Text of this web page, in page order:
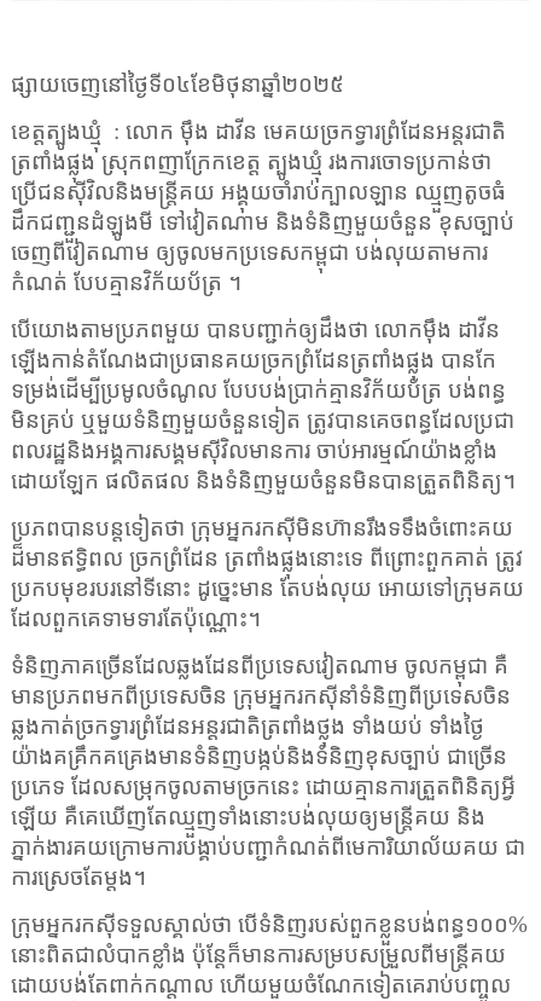
ផ្សាយចេញនៅថ្ងៃទី០៤ខែមិថុនាឆ្នាំ២០២៥
ខេត្តត្បូងឃ្មុំ : លោក ម៉ឹង ដាវីន មេគយច្រកទ្វារព្រំដែនអន្តរជាតិ
ត្រពាំងផ្លុងស្រុកពញាក្រែកខេត្ត ត្បូងឃ្មុំ រងការចោទប្រកាន់ថា
ប្រើជនស៊ីវិលនិងមន្ត្រីគយ អង្គុយចាំរាប់ក្បាលឡាន ឈ្មួញតូចធំ
ដឹកជញ្ជួនដំឡូងមី ទៅវៀតណាម និងទំនិញមួយចំនួន ខុសច្បាប់
ចេញពីវៀតណាម ឲ្យចូលមកប្រទេសកម្ពុជា បង់លុយតាមការ
កំណត់ បែបគ្មានវិក័យប័ត្រ ។
បើយោងតាមប្រភពមួយ បានបញ្ជាក់ឲ្យដឹងថា លោកម៉ឹង ដាវីន
ឡើងកាន់តំណែងជាប្រធានគយច្រកព្រំដែនត្រពាំងផ្លុង បានកែ
ទម្រង់ដើម្បីប្រមូលចំណូល បែបបង់ប្រាក់គ្មានវិក័យប័ត្រ បង់ពន្ធ
មិនគ្រប់ ឬមួយទំនិញមួយចំនួនទៀត ត្រូវបានគេចពន្ធដែលប្រជា
ពលរដ្ឋនិងអង្គការសង្គមស៊ីវិលមានការ ចាប់អារម្មណ៍យ៉ាងខ្លាំង
ដោយឡែក ផលិតផល និងទំនិញមួយចំនួនមិនបានត្រួតពិនិត្យ។
ប្រភពបានបន្តទៀតថា ក្រុមអ្នករកស៊ីមិនហ៊ានរឹងទទឹងចំពោះគយ
ដ៏មានឥទ្ធិពល ច្រកព្រំដែន ត្រពាំងផ្លុងនោះទេ ពីព្រោះពួកគាត់ ត្រូវ
ប្រកបមុខរបរនៅទីនោះ ដូច្នេះមាន តែបង់លុយ អោយទៅក្រុមគយ
ដែលពួកគេទាមទារតែប៉ុណ្ណោះ។
ទំនិញភាគច្រើនដែលឆ្លងដែនពីប្រទេសវៀតណាម ចូលកម្ពុជា គឺ
មានប្រភពមកពីប្រទេសចិន ក្រុមអ្នករកស៊ីនាំទំនិញពីប្រទេសចិន
ឆ្លងកាត់ច្រកទ្វារព្រំដែនអន្តរជាតិត្រពាំងថ្លុង ទាំងយប់ ទាំងថ្ងៃ
យ៉ាងគគ្រឹកគគ្រេងមានទំនិញបង្កប់និងទំនិញខុសច្បាប់ ជាច្រើន
ប្រភេទ ដែលសម្រុកចូលតាមច្រកនេះ ដោយគ្មានការត្រួតពិនិត្យអ្វី
ឡើយ គឺគេឃើញតែឈ្មួញទាំងនោះបង់លុយឲ្យមន្ត្រីគយ និង
ភ្នាក់ងារគយក្រោមការបង្គាប់បញ្ជាកំណត់ពីមេការិយាល័យគយ ជា
ការស្រេចតែម្តង។
ក្រុមអ្នករកស៊ីទទួលស្គាល់ថា បើទំនិញរបស់ពួកខ្លួនបង់ពន្ធ១០០%
នោះពិតជាលំបាកខ្លាំង ប៉ុន្តែក៏មានការសម្របសម្រួលពីមន្ត្រីគយ
ដោយបង់តែពាក់កណ្ដាល ហើយមួយចំណែកទៀតគេរាប់បញ្ចូល